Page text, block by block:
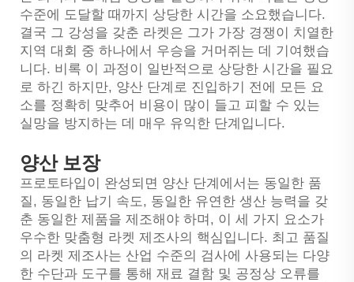
수준에 도달할 때까지 상당한 시간을 소요했습니다.
결국 그 강성을 갖춘 라켓은 그가 가장 경쟁이 치열한
지역 대회 중 하나에서 우승을 거머쥐는 데 기여했습
니다. 비록 이 과정이 일반적으로 상당한 시간을 필요
로 하긴 하지만, 양산 단계로 진입하기 전에 모든 요
소를 정확히 맞추어 비용이 많이 들고 피할 수 있는
실망을 방지하는 데 매우 유익한 단계입니다.
양산 보장
프로토타입이 완성되면 양산 단계에서는 동일한 품
질, 동일한 납기 속도, 동일한 유연한 생산 능력을 갖
춘 동일한 제품을 제조해야 하며, 이 세 가지 요소가
우수한 맞춤형 라켓 제조사의 핵심입니다. 최고 품질
의 라켓 제조사는 산업 수준의 검사에 사용되는 다양
한 수단과 도구를 통해 재료 결함 및 공정상 오류를